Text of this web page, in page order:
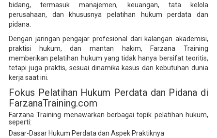
bidang, termasuk manajemen, keuangan, tata kelola
perusahaan, dan khususnya pelatihan hukum perdata dan
pidana.
Dengan jaringan pengajar profesional dari kalangan akademisi,
praktisi hukum, dan mantan hakim, Farzana Training
memberikan pelatihan hukum yang tidak hanya bersifat teoritis,
tetapi juga praktis, sesuai dinamika kasus dan kebutuhan dunia
kerja saat ini.
Fokus Pelatihan Hukum Perdata dan Pidana di
FarzanaTraining.com
Farzana Training menawarkan berbagai topik pelatihan hukum,
seperti:
Dasar-Dasar Hukum Perdata dan Aspek Praktiknya